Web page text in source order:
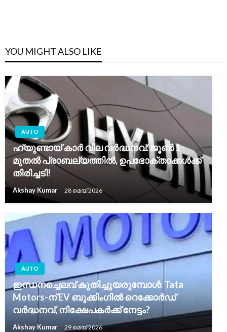
YOU MIGHT ALSO LIKE
AUTO
ഹ്യുണ്ടായ് കാർ വില വർദ്ധനവ്: ജൂൺ 1
മുതൽ പ്രാബല്യത്തിൽ, ഉപഭോക്താക്കൾക്ക്
തിരിച്ചടി!
Akshay Kumar 28 മെയ്‌ 2026
AUTO
ഇന്ധനച്ചെലവ് കുതിച്ചുയരുമ്പോൾ: Tata
Motors-ന് EV ബുക്കിംഗിൽ റെക്കോർഡ്
വർദ്ധനവ്, നിക്ഷേപകർക്ക് നേട്ടം?
Akshay Kumar 29 മെയ്‌ 2026